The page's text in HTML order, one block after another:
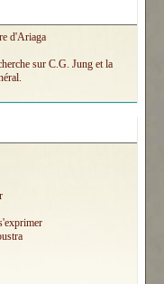
d'Ariaga
sur C.G. Jung et la